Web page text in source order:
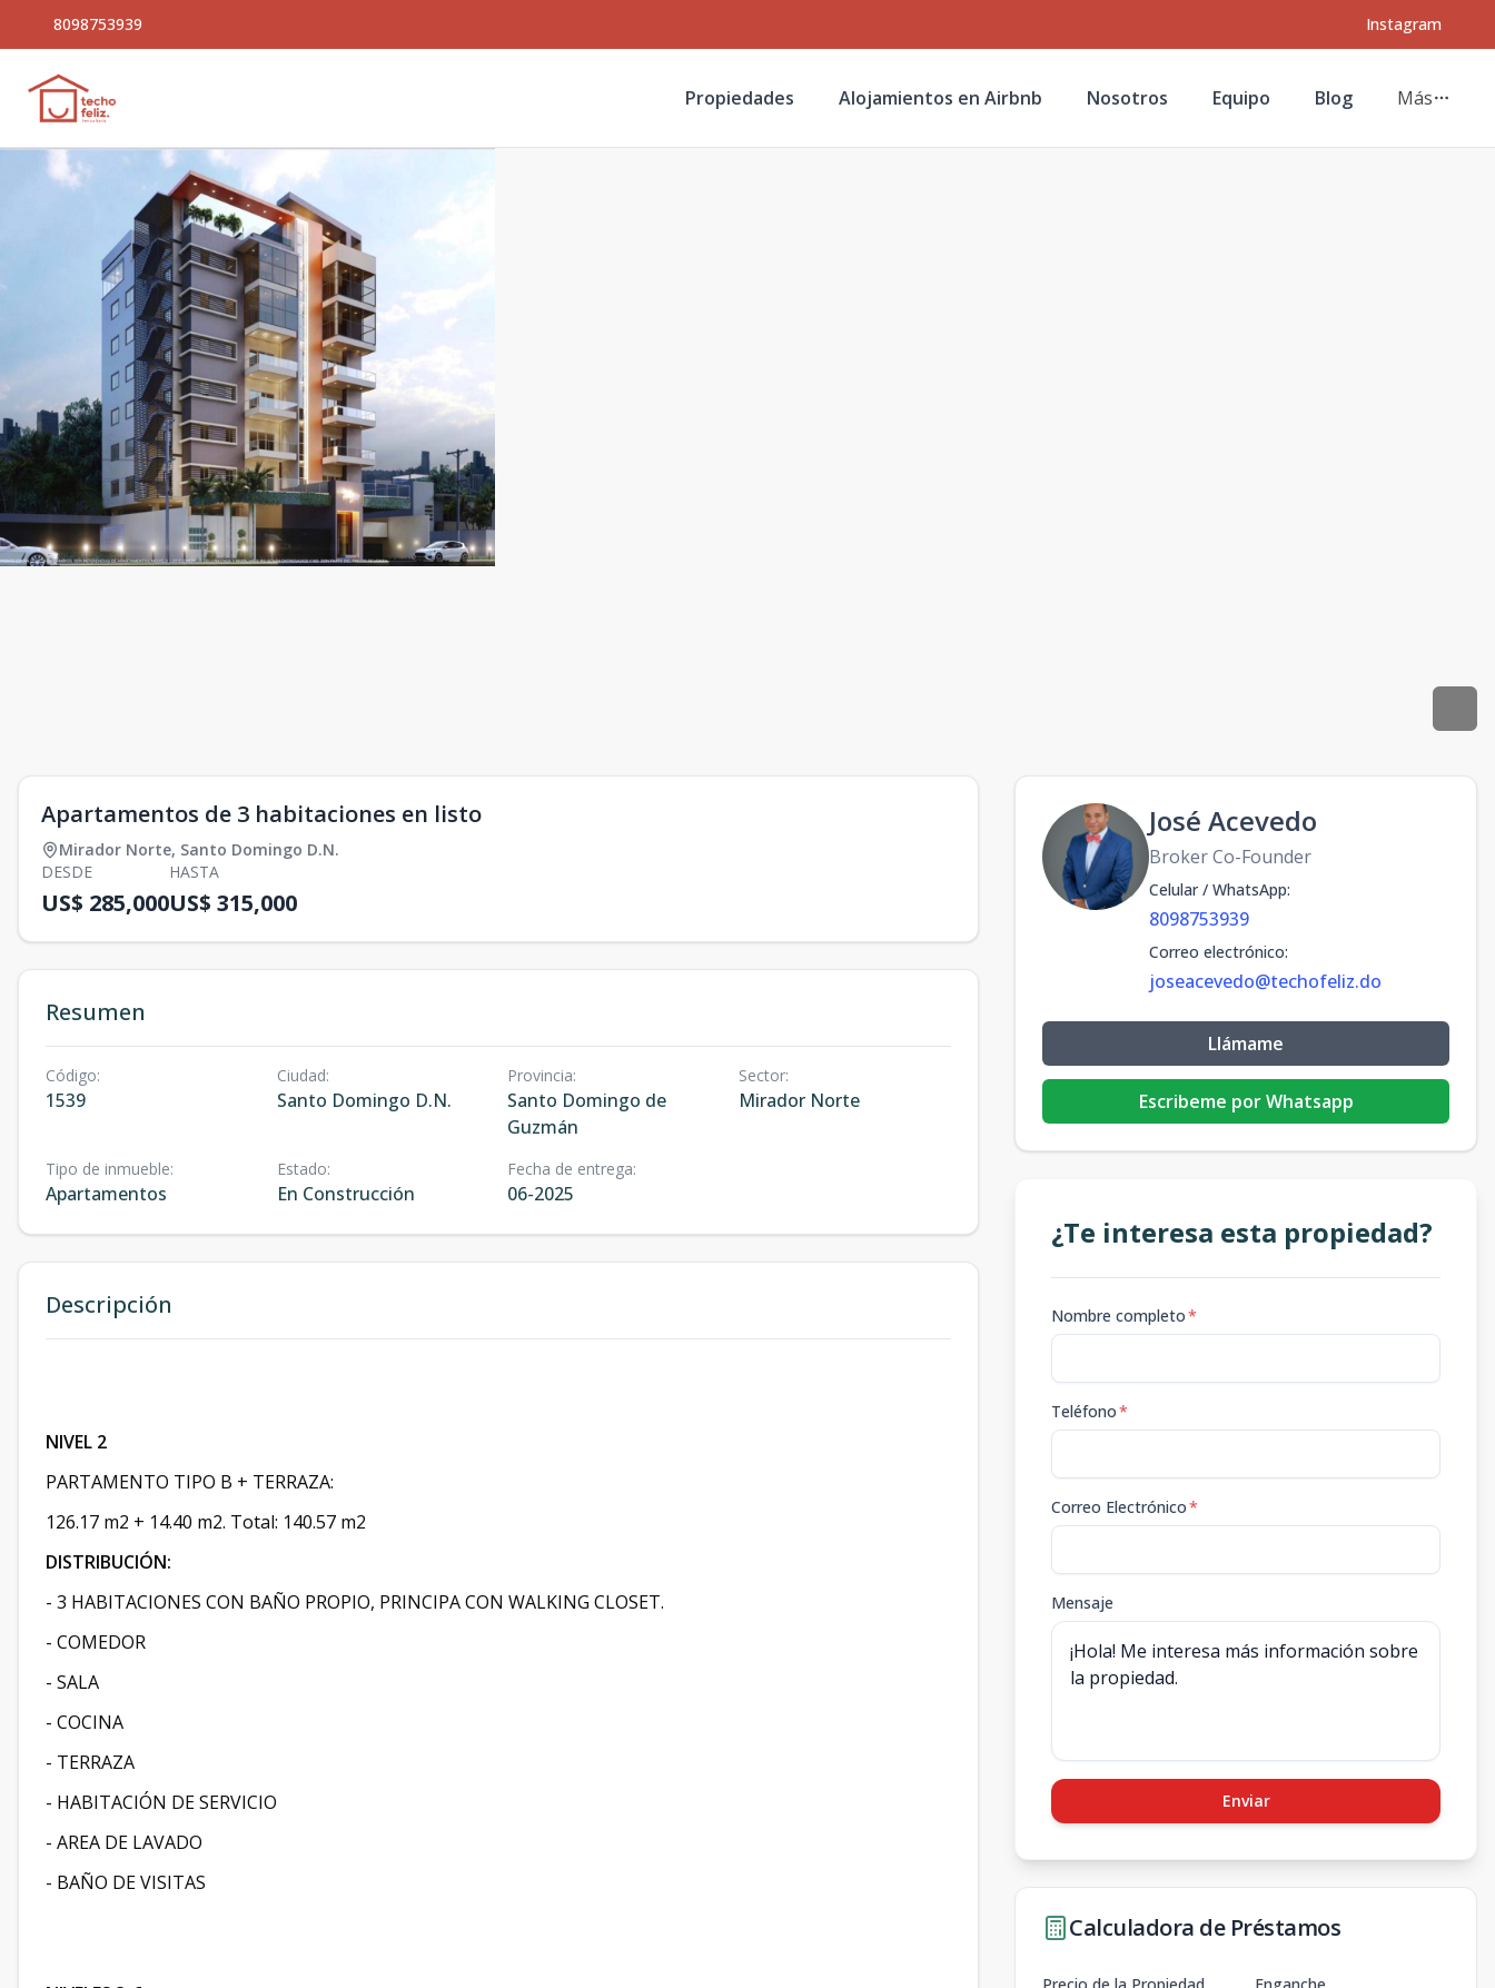
8098753939 Instagram
Propiedades Alojamientos en Airbnb Nosotros Equipo Blog Más
Apartamentos de 3 habitaciones en listo
Mirador Norte, Santo Domingo D.N.
DESDE
US$ 285,000
HASTA
US$ 315,000
Resumen
Código:
1539
Ciudad:
Santo Domingo D.N.
Provincia:
Santo Domingo de
Guzmán
Sector:
Mirador Norte
Tipo de inmueble:
Apartamentos
Estado:
En Construcción
Fecha de entrega:
06-2025
Descripción
NIVEL 2
PARTAMENTO TIPO B + TERRAZA:
126.17 m2 + 14.40 m2. Total: 140.57 m2
DISTRIBUCIÓN:
- 3 HABITACIONES CON BAÑO PROPIO, PRINCIPA CON WALKING CLOSET.
- COMEDOR
- SALA
- COCINA
- TERRAZA
- HABITACIÓN DE SERVICIO
- AREA DE LAVADO
- BAÑO DE VISITAS
José Acevedo
Broker Co-Founder
Celular / WhatsApp:
8098753939
Correo electrónico:
joseacevedo@techofeliz.do
Llámame
Escribeme por Whatsapp
¿Te interesa esta propiedad?
Nombre completo*
Teléfono*
Correo Electrónico*
Mensaje
Enviar
Calculadora de Préstamos